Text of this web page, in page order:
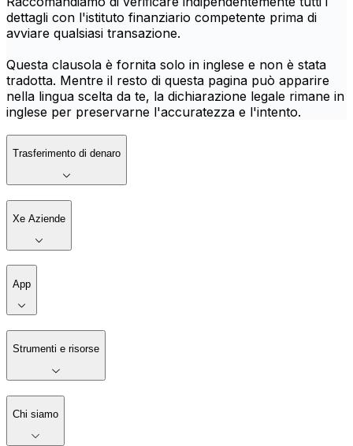
dettagli con l'istituto finanziario competente prima di
avviare qualsiasi transazione.
Questa clausola è fornita solo in inglese e non è stata
tradotta. Mentre il resto di questa pagina può apparire
nella lingua scelta da te, la dichiarazione legale rimane in
inglese per preservarne l'accuratezza e l'intento.
Trasferimento di denaro
Xe Aziende
App
Strumenti e risorse
Chi siamo